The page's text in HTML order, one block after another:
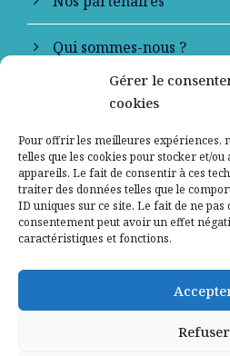
Gérer le
cookies
Pour offrir les meilleures expériences,
telles que les cookies pour stocker et/
appareils. Le fait de consentir à ces
traiter des données telles que le
ID uniques sur ce site. Le fait de ne
consentement peut avoir un effet
caractéristiques et fonctions.
Refuser
Qui sommes-nous ?
Contactez-nous
Mentions légales
Politique de